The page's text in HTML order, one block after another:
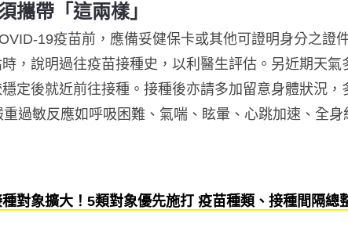
攜帶「這兩樣」
19疫苗前，應備妥健保卡或其他可證明身分之證
，說明過往疫苗接種史，以利醫生評估。另近期天
定後就近前往接種。接種後亦請多加留意身體狀況
過敏反應如呼吸困難、氣喘、眩暈、心跳加速、全
對象擴大！5類對象優先施打 疫苗種類、接種間隔總